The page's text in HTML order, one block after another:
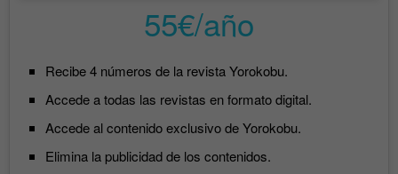
55€/año
Recibe 4 números de la revista Yorokobu.
Accede a todas las revistas en formato digital.
Accede al contenido exclusivo de Yorokobu.
Elimina la publicidad de los contenidos.